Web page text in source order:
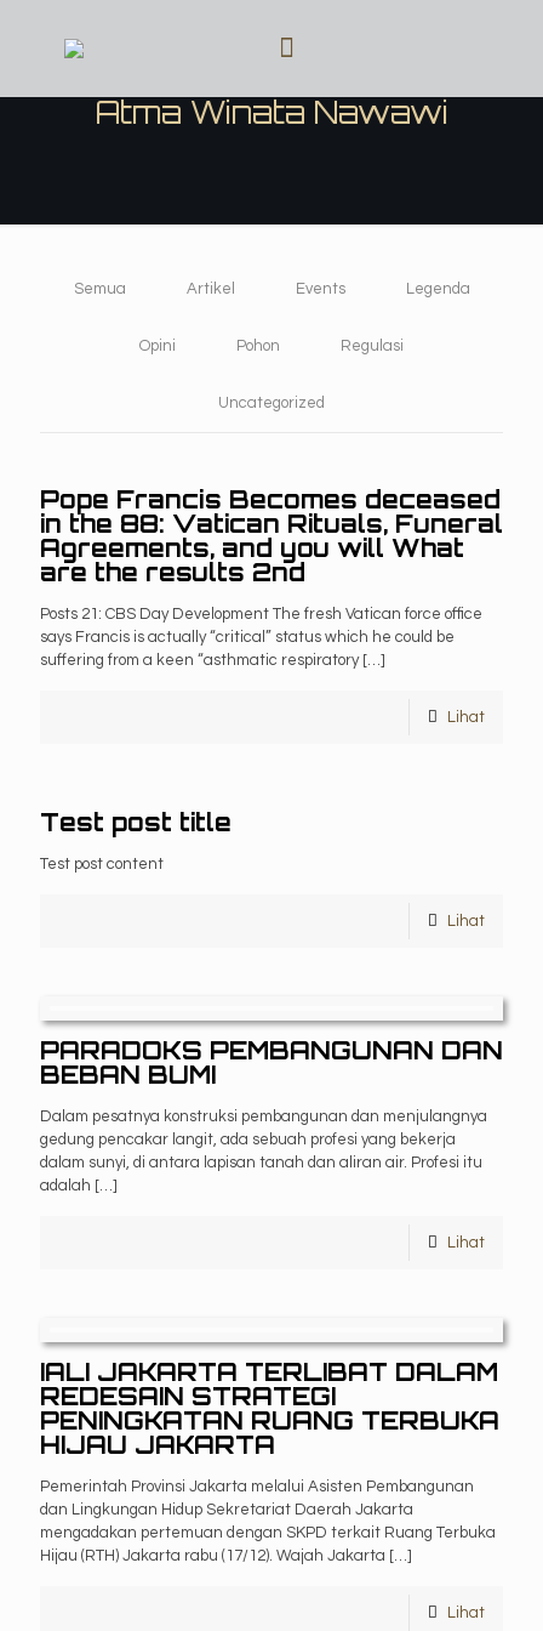
Atma Winata Nawawi
Semua Artikel Events Legenda
Opini Pohon Regulasi
Uncategorized
Pope Francis Becomes deceased
in the 88: Vatican Rituals, Funeral
Agreements, and you will What
are the results 2nd
Posts 21: CBS Day Development The fresh Vatican force office
says Francis is actually “critical” status which he could be
suffering from a keen “asthmatic respiratory[…]
Lihat
Test post title
Test post content
Lihat
PARADOKS PEMBANGUNAN DAN
BEBAN BUMI
Dalam pesatnya konstruksi pembangunan dan menjulangnya
gedung pencakar langit, ada sebuah profesi yang bekerja
dalam sunyi, di antara lapisan tanah dan aliran air. Profesi itu
adalah […]
Lihat
IALI JAKARTA TERLIBAT DALAM
REDESAIN STRATEGI
PENINGKATAN RUANG TERBUKA
HIJAU JAKARTA
Pemerintah Provinsi Jakarta melalui Asisten Pembangunan
dan Lingkungan Hidup Sekretariat Daerah Jakarta
mengadakan pertemuan dengan SKPD terkait Ruang Terbuka
Hijau (RTH) Jakarta rabu (17/12). Wajah Jakarta […]
Lihat